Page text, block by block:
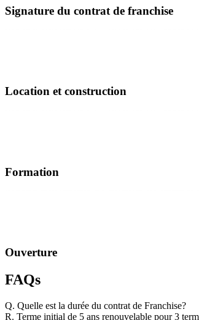
Signature du contrat de franchise
Location et construction
Formation
Ouverture
FAQs
Q. Quelle est la durée du contrat de Franchise?
R. Terme initial de 5 ans renouvelable pour 3